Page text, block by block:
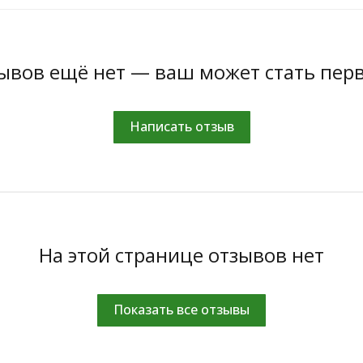
ещё нет — ваш может стать
Написать отзыв
На этой странице отзывов нет
Показать все отзывы